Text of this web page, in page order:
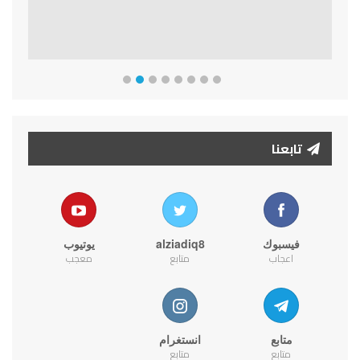
تابعنا
فيسبوك
اعجاب
alziadiq8
متابع
يوتيوب
معجب
متابع
متابع
انستغرام
متابع